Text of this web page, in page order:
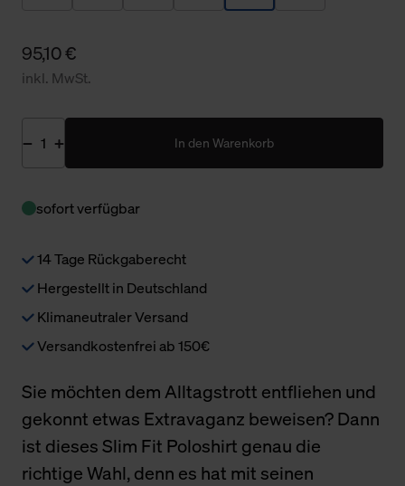
95,10 €
inkl. MwSt.
In den Warenkorb
sofort verfügbar
14 Tage Rückgaberecht
Hergestellt in Deutschland
Klimaneutraler Versand
Versandkostenfrei ab 150€
Sie möchten dem Alltagstrott entfliehen und
gekonnt etwas Extravaganz beweisen? Dann
ist dieses Slim Fit Poloshirt genau die
richtige Wahl, denn es hat mit seinen